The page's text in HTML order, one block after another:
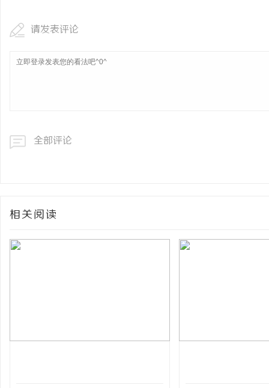
请发表评论
全部评论
相关阅读